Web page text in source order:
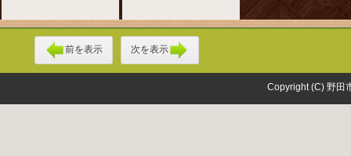
前を表示 次を表示
Copyright (C) 野田